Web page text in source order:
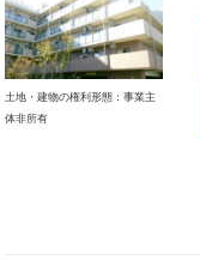
土地・建物の権利形態：事業主
体非所有